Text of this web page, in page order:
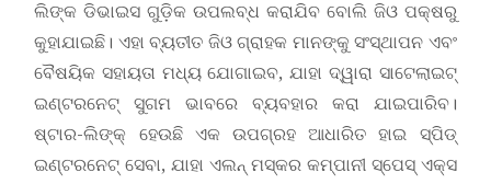
ଲିଙ୍କ ଡିଭାଇସ ଗୁଡ଼ିକ ଉପଲବ୍ଧ କରାଯିବ ବୋଲି ଜିଓ ପକ୍ଷରୁ
କୁହାଯାଇଛି। ଏହା ବ୍ୟତୀତ ଜିଓ ଗ୍ରାହକ ମାନଙ୍କୁ ସଂସ୍ଥାପନ ଏବଂ
ବୈଷୟିକ ସହାୟତା ମଧ୍ୟ ଯୋଗାଇବ, ଯାହା ଦ୍ୱାରା ସାଟେଲାଇଟ୍
ଇଣ୍ଟରନେଟ୍ ସୁଗମ ଭାବରେ ବ୍ୟବହାର କରା ଯାଇପାରିବ।
ଷ୍ଟାର-ଲିଙ୍କ୍ ହେଉଛି ଏକ ଉପଗ୍ରହ ଆଧାରିତ ହାଇ ସ୍ପିଡ୍
ଇଣ୍ଟରନେଟ୍ ସେବା, ଯାହା ଏଲନ୍ ମସ୍କର କମ୍ପାନୀ ସ୍ପେସ୍ ଏକ୍ସ